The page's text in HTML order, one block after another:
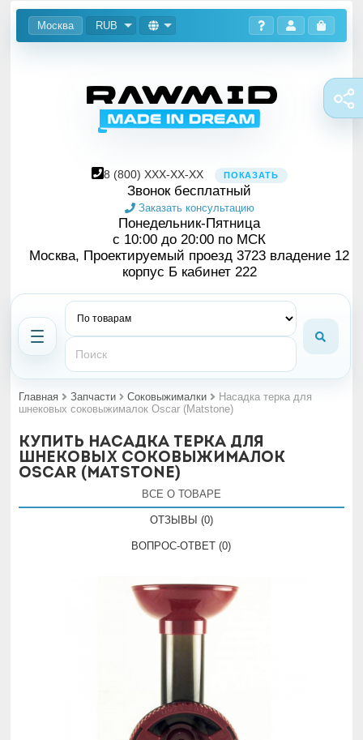
Москва RUB
8 (800) XXX-XX-XX ПОКАЗАТЬ
Звонок бесплатный
Заказать консультацию
Понедельник-Пятница
с 10:00 до 20:00 по МСК
Москва, Проектируемый проезд 3723 владение 12
корпус Б кабинет 222
Главная Запчасти Соковыжималки
Насадка терка для
шнековых соковыжималок Oscar (Matstone)
Купить Насадка терка для
шнековых соковыжималок
Oscar (Matstone)
ВСЕ О ТОВАРЕ
ОТЗЫВЫ (0)
ВОПРОС-ОТВЕТ (0)